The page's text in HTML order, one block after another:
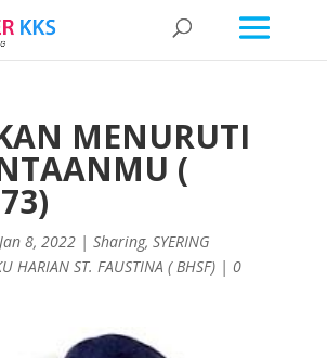
MENURUTI
(
Jan 8, 2022| Sharing, SYERING
HARIAN ST. FAUSTINA ( BHSF)| 0